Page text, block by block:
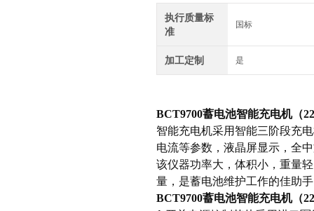
执行质量标
准
国标
加工定制 是
BCT9700蓄电池智能充电机（
智能充电机采用智能三阶段充
电流等参数，液晶屏显示，全
该仪器功率大，体积小，重量
量，是蓄电池维护工作的佳助
BCT9700蓄电池智能充电机（